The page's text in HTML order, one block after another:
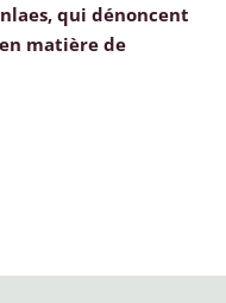
qui dénoncent
matière de